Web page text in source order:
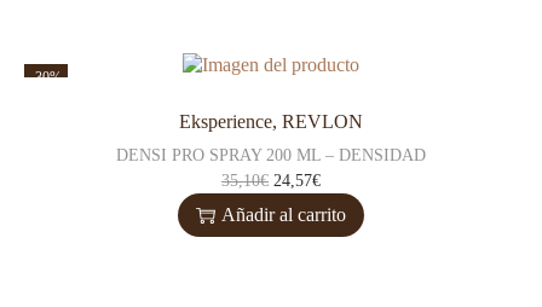
-30%
Eksperience, REVLON
DENSI PRO SPRAY 200 ML – DENSIDAD
35,10€ 24,57€
Añadir al carrito